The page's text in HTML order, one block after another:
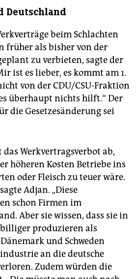
Deutschland
beim Schlachten
früher als bisher von der
zu verbieten, sagte der
ist es lieber, es kommt am 1.
von der CDU/CSU-Fraktion
überhaupt nichts hilft.“ Der
die Gesetzesänderung sei
Werkvertragsverbot ab,
höheren Kosten Betriebe ins
oder Fleisch zu teuer wäre.
Adjan. „Diese
schon Firmen im
Aber sie wissen, dass sie in
produzieren als
und Schweden
an die deutsche
Zudem würden die